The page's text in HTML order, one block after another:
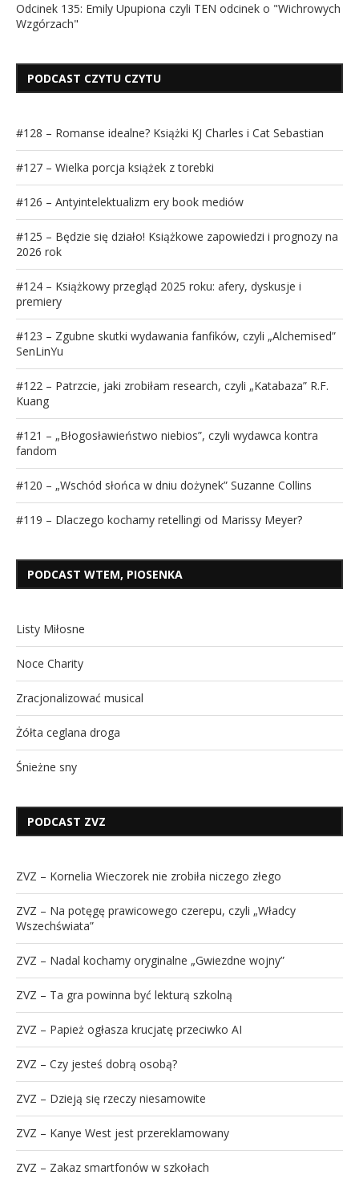
Odcinek 135: Emily Upupiona czyli TEN odcinek o "Wichrowych
Wzgórzach"
PODCAST CZYTU CZYTU
#128 – Romanse idealne? Książki KJ Charles i Cat Sebastian
#127 – Wielka porcja książek z torebki
#126 – Antyintelektualizm ery book mediów
#125 – Będzie się działo! Książkowe zapowiedzi i prognozy na
2026 rok
#124 – Książkowy przegląd 2025 roku: afery, dyskusje i
premiery
#123 – Zgubne skutki wydawania fanfików, czyli „Alchemised”
SenLinYu
#122 – Patrzcie, jaki zrobiłam research, czyli „Katabaza” R.F.
Kuang
#121 – „Błogosławieństwo niebios”, czyli wydawca kontra
fandom
#120 – „Wschód słońca w dniu dożynek” Suzanne Collins
#119 – Dlaczego kochamy retellingi od Marissy Meyer?
PODCAST WTEM, PIOSENKA
Listy Miłosne
Noce Charity
Zracjonalizować musical
Żółta ceglana droga
Śnieżne sny
PODCAST ZVZ
ZVZ – Kornelia Wieczorek nie zrobiła niczego złego
ZVZ – Na potęgę prawicowego czerepu, czyli „Władcy
Wszechświata”
ZVZ – Nadal kochamy oryginalne „Gwiezdne wojny”
ZVZ – Ta gra powinna być lekturą szkolną
ZVZ – Papież ogłasza krucjatę przeciwko AI
ZVZ – Czy jesteś dobrą osobą?
ZVZ – Dzieją się rzeczy niesamowite
ZVZ – Kanye West jest przereklamowany
ZVZ – Zakaz smartfonów w szkołach